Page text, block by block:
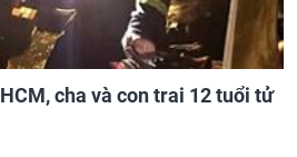
cha và con trai 12 tuổi tử